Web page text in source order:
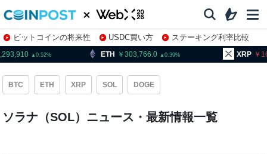
ビットコインの将来性 USDC買い方
ステーキング利率比較
株特集・関連銘柄
0.52 ETH 303,766.0 0.39 XRP 163.48
BTC ETH XRP SOL DOGE
ソラナ（SOL）ニュース・最新情報一覧